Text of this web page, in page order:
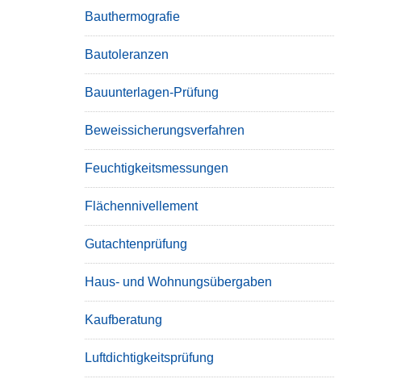
Bauthermografie
Bautoleranzen
Bauunterlagen-Prüfung
Beweissicherungsverfahren
Feuchtigkeitsmessungen
Flächennivellement
Gutachtenprüfung
Haus- und Wohnungsübergaben
Kaufberatung
Luftdichtigkeitsprüfung